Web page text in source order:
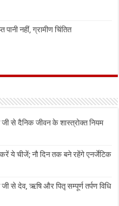
पानी नहीं, ग्रामीण चिंतित
जी से दैनिक जीवन के शास्त्रोक्त नियम
करें ये चीजें; नौ दिन तक बने रहेंगे एनर्जेटिक
से देव, ऋषि और पितृ सम्पूर्ण तर्पण विधि